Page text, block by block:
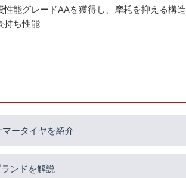
性能グレードAAを獲得し、摩耗を抑える構造
持ち性能
ータイヤを紹介
ンドを解説